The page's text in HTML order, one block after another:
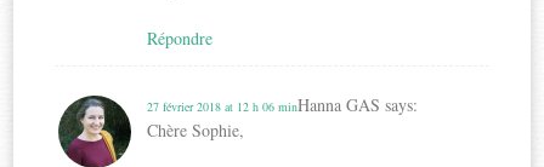
Répondre
Hanna GAS says:
27 février 2018 at 12 h 06 min
Chère Sophie,